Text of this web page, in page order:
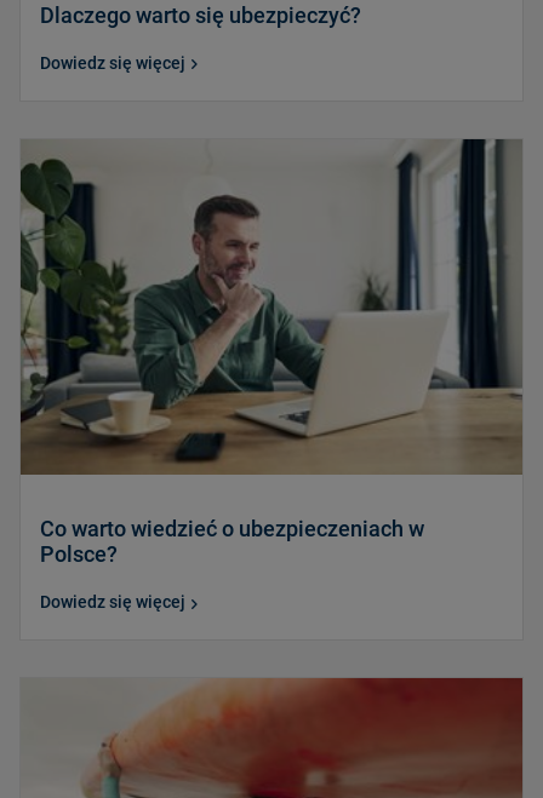
Dlaczego warto się ubezpieczyć?
Dowiedz się więcej
Co warto wiedzieć o ubezpieczeniach w
Polsce?
Dowiedz się więcej